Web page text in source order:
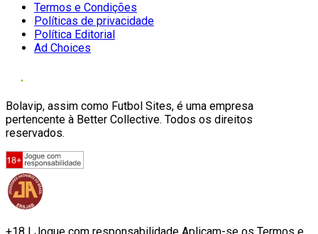
Termos e Condições
Políticas de privacidade
Política Editorial
Ad Choices
Bolavip, assim como Futbol Sites, é uma empresa
pertencente à Better Collective. Todos os direitos
reservados.